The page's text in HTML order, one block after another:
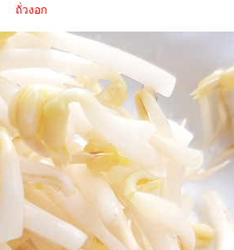
ถั่วงอก